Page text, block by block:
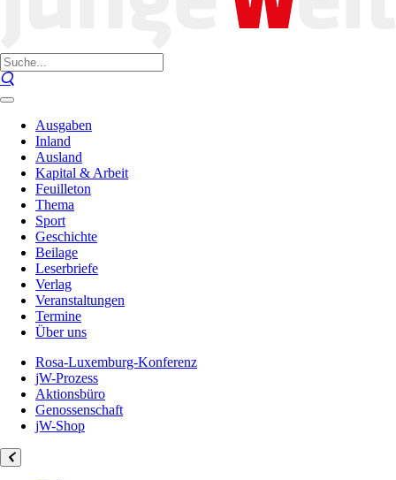
Ausgaben
Inland
Ausland
Kapital & Arbeit
Feuilleton
Thema
Sport
Geschichte
Beilage
Leserbriefe
Verlag
Veranstaltungen
Termine
Über uns
Rosa-Luxemburg-Konferenz
jW-Prozess
Aktionsbüro
Genossenschaft
jW-Shop